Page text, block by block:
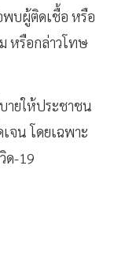
พบผู้ติดเชื้อ หรือ
หรือกล่าวโทษ
ายให้ประชาชน
จน โดยเฉพาะ
ด-19